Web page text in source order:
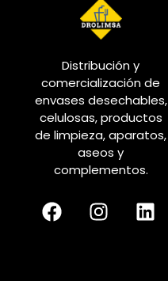
Distribución y
comercialización de
envases desechables,
celulosas, productos
de limpieza, aparatos,
aseos y
complementos.